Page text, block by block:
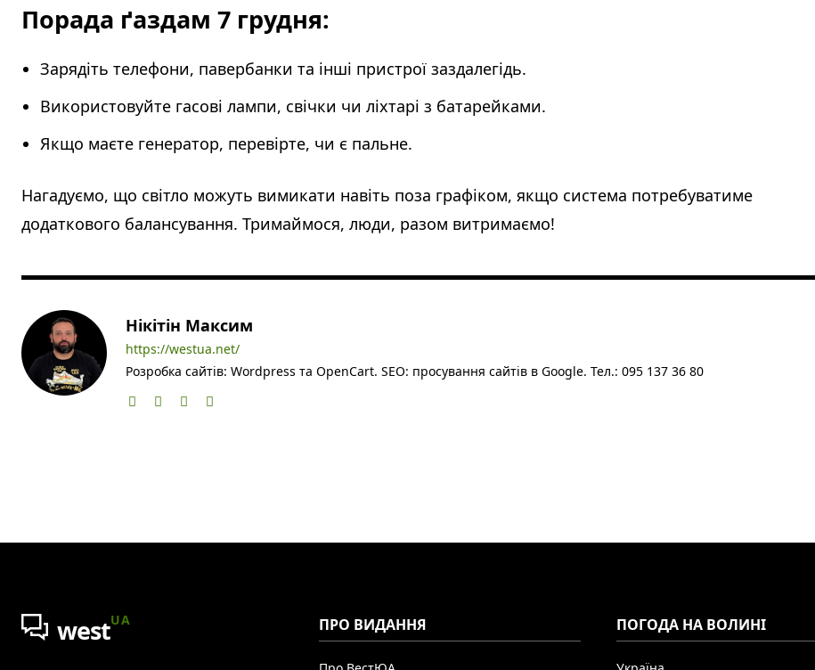
Порада ґаздам 7 грудня:
Зарядіть телефони, павербанки та інші пристрої заздалегідь.
Використовуйте гасові лампи, свічки чи ліхтарі з батарейками.
Якщо маєте генератор, перевірте, чи є пальне.
Нагадуємо, що світло можуть вимикати навіть поза графіком, якщо система потребуватиме
додаткового балансування. Тримаймося, люди, разом витримаємо!
Нікітін Максим
https://westua.net/
Розробка сайтів: Wordpress та OpenCart. SEO: просування сайтів в Google. Тел.: 095 137 36 80
westUA ПРО ВИДАННЯ ПОГОДА НА ВОЛИНІ